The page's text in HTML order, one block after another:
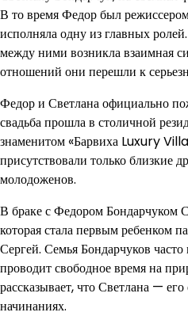
В то время Федор был
исполняла одну из главных
между ними возникла взаимная
отношений они перешли к
Федор и Светлана официально
свадьба прошла в столичной
знаменитом «Барвиха Luxury
присутствовали только близкие
молодоженов.
В браке с Федором Бондарчуком
которая стала первым ребенком
Сергей. Семья Бондарчуков часто
проводит свободное время на
рассказывает, что Светлана —
начинаниях.